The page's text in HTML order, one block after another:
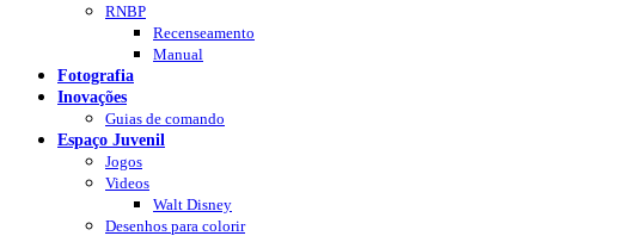
RNBP
Recenseamento
Manual
Fotografia
Inovações
Guias de comando
Espaço Juvenil
Jogos
Videos
Walt Disney
Desenhos para colorir